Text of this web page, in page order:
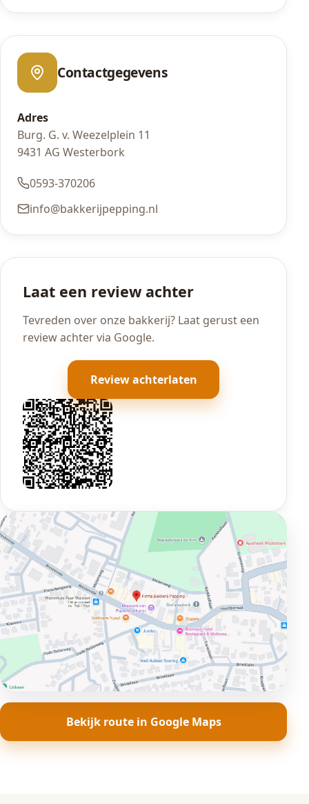
Contactgegevens
Adres
Burg. G. v. Weezelplein 11
9431 AG Westerbork
0593-370206
info@bakkerijpepping.nl
Laat een review achter
Tevreden over onze bakkerij? Laat gerust een
review achter via Google.
Review achterlaten
Bekijk route in Google Maps